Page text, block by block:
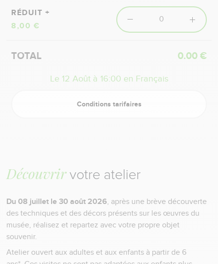
RÉDUIT +
8,00 €
TOTAL 0.00 €
Le 12 Août à 16:00 en Français
Conditions tarifaires
Découvrirvotre atelier
Du 08 juillet le 30 août 2026, après une brève découverte
des techniques et des décors présents sur les œuvres du
musée, réalisez et repartez avec votre propre objet
souvenir.
Atelier ouvert aux adultes et aux enfants à partir de 6